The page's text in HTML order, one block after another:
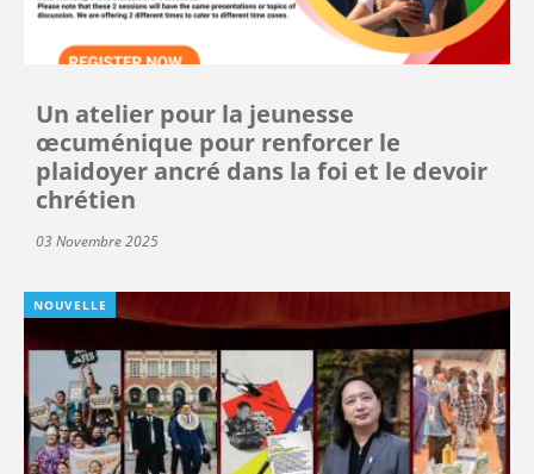
Un atelier pour la jeunesse
œcuménique pour renforcer le
plaidoyer ancré dans la foi et le devoir
chrétien
03 Novembre 2025
NOUVELLE